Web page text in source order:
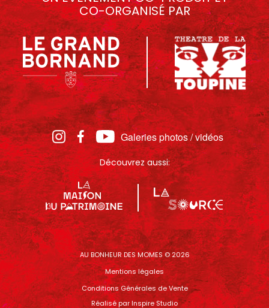
CO-ORGANISÉ PAR
Galeries photos / vidéos
Découvrez aussi:
AU BONHEUR DES MOMES © 2026
Mentions légales
Conditions Générales de Vente
Réalisé par Inspire Studio